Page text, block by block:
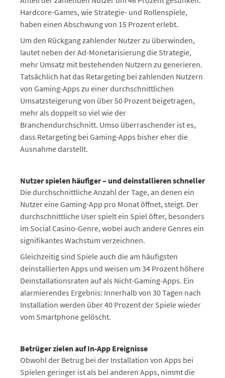
Hardcore-Games, wie Strategie- und Rollenspiele,
haben einen Abschwung von 15 Prozent erlebt.
Um den Rückgang zahlender Nutzer zu überwinden,
lautet neben der Ad-Monetarisierung die Strategie,
mehr Umsatz mit bestehenden Nutzern zu generieren.
Tatsächlich hat das Retargeting bei zahlenden Nutzern
von Gaming-Apps zu einer durchschnittlichen
Umsatzsteigerung von über 50 Prozent beigetragen,
mehr als doppelt so viel wie der
Branchendurchschnitt. Umso überraschender ist es,
dass Retargeting bei Gaming-Apps bisher eher die
Ausnahme darstellt.
Nutzer spielen häufiger – und deinstallieren schneller
Die durchschnittliche Anzahl der Tage, an denen ein
Nutzer eine Gaming-App pro Monat öffnet, steigt. Der
durchschnittliche User spielt ein Spiel öfter, besonders
im Social Casino-Genre, wobei auch andere Genres ein
signifikantes Wachstum verzeichnen.
Gleichzeitig sind Spiele auch die am häufigsten
deinstallierten Apps und weisen um 34 Prozent höhere
Deinstallationsraten auf als Nicht-Gaming-Apps. Ein
alarmierendes Ergebnis: Innerhalb von 30 Tagen nach
Installation werden über 40 Prozent der Spiele wieder
vom Smartphone gelöscht.
Betrüger zielen auf In-App Ereignisse
Obwohl der Betrug bei der Installation von Apps bei
Spielen geringer ist als bei anderen Apps, nimmt die